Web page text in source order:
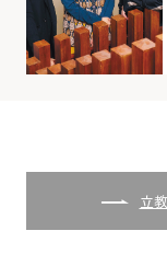
立